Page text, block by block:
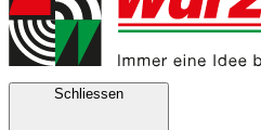
Schliessen